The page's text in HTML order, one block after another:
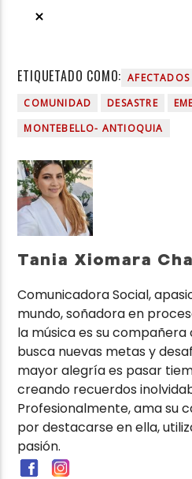
ETIQUETADO COMO: AFECTADOS
COMUNIDAD
DESASTRE
MONTEBELLO- ANTIOQUIA
Tania Xiomara
Comunicadora Social,
mundo, soñadora en
la música es su
busca nuevas metas y
mayor alegría es pasar
creando recuerdos
Profesionalmente, ama su
por destacarse en ella,
pasión.